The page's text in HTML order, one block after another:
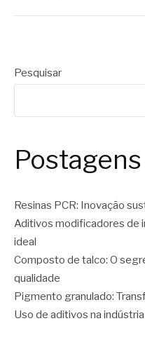
Pesquisar
Resinas PCR: Inovação
Aditivos modificadores de
ideal
Composto de talco: O
qualidade
Pigmento granulado:
Uso de aditivos na